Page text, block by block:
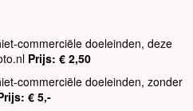
commerciële doeleinden, deze
Prijs: € 2,50
commerciële doeleinden, zonder
€ 5,-